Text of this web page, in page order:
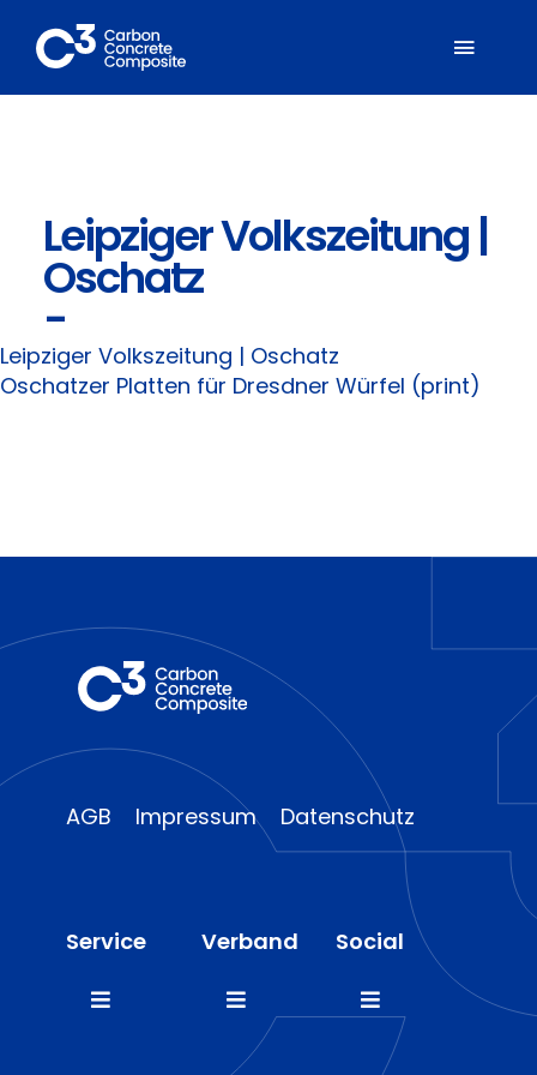
Inhalt
springen
Mitglieder
Fachbereiche
Carbonbeton
Leipziger Volkszeitung |
Oschatz
-
Leipziger Volkszeitung | Oschatz
Oschatzer Platten für Dresdner Würfel (print)
AGB Impressum Datenschutz
Service
Toggle
Verband
Toggle
Navigation
Social
Toggle
Navigation